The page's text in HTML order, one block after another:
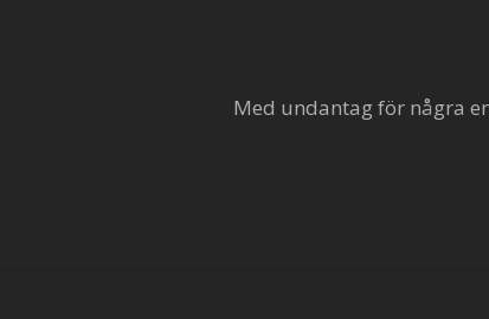
Med undantag för några